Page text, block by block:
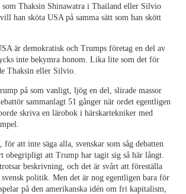
Thaksin Shinawatra i Thailand eller Silvio
han sköta USA på samma sätt som han skött
är demokratisk och Trumps företag en del av
inte bekymra honom. Lika lite som det för
Thaksin eller Silvio.
på som vanligt, ljög en del, slirade massor
sammanlagt 51 gånger när ordet egentligen
skriva en lärobok i härskartekniker med
för att inte säga alla, svenskar som såg debatten
obegripligt att Trump har tagit sig så här långt.
beskrivning, och det är svårt att föreställa
politik. Men det är nog egentligen bara för
på den amerikanska idén om fri kapitalism,